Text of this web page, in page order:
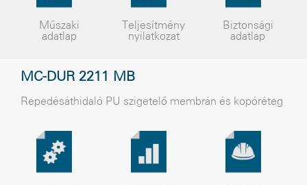
Műszaki
adatlap
Teljesítmény
nyilatkozat
Biztonsági
adatlap
MC-DUR 2211 MB
Repedésáthidaló PU szigetelõ membrán és kopóréteg